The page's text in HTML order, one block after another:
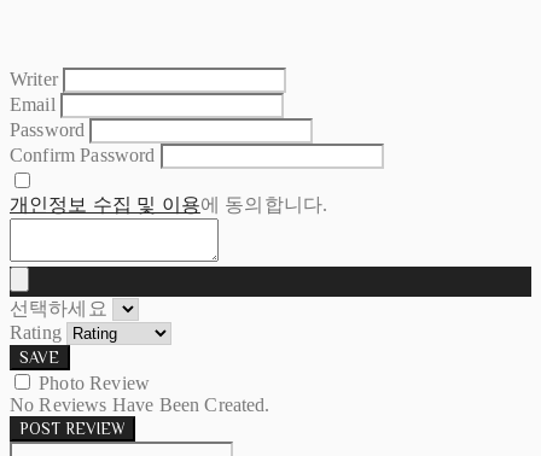
Writer
Email
Password
Confirm Password
개인정보 수집 및 이용에 동의합니다.
선택하세요
Rating
SAVE
Photo Review
No Reviews Have Been Created.
POST REVIEW